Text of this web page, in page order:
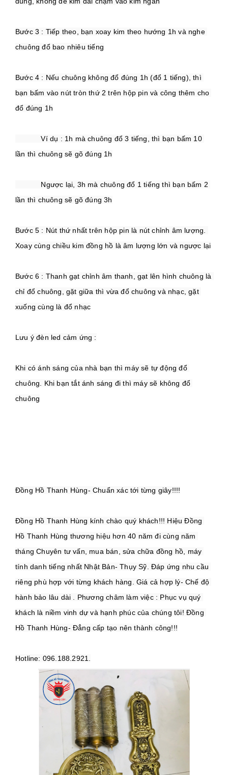
Bước 3 : Tiếp theo, bạn xoay kim theo hướng 1h và nghe
Bước 4 : Nếu chuông không đổ đúng 1h (đổ 1 tiếng), thì
bạn bấm vào nút tròn thứ 2 trên hộp pin và công thêm cho
            Ví dụ : 1h mà chuông đổ 3 tiếng, thì bạn bấm 10
            Ngược lại, 3h mà chuông đổ 1 tiếng thì bạn bấm 2
Bước 5 : Nút thứ nhất trên hộp pin là nút chỉnh âm lượng.
Bước 6 : Thanh gạt chỉnh âm thanh, gạt lên hình chuông là
chỉ đổ chuông, gặt giữa thì vừa đổ chuông và nhạc, gặt
Khi có ánh sáng của nhà bạn thì máy sẽ tự động đổ
chuông. Khi bạn tắt ánh sáng đi thì máy sẽ không đổ
Đồng Hồ Thanh Hùng kính chào quý khách!!! Hiệu Đồng
Hồ Thanh Hùng thương hiệu hơn 40 năm đi cùng năm
tháng Chuyên tư vấn, mua bán, sửa chữa đồng hồ, máy
tính danh tiếng nhất Nhật Bản- Thụy Sỹ. Đáp ứng nhu cầu
riêng phù hợp với từng khách hàng. Giá cả hợp lý- Chế độ
hành bảo lâu dài . Phương châm làm việc : Phục vụ quý
khách là niềm vinh dự và hạnh phúc của chúng tôi! Đồng
Hotline: 096.188.2921.